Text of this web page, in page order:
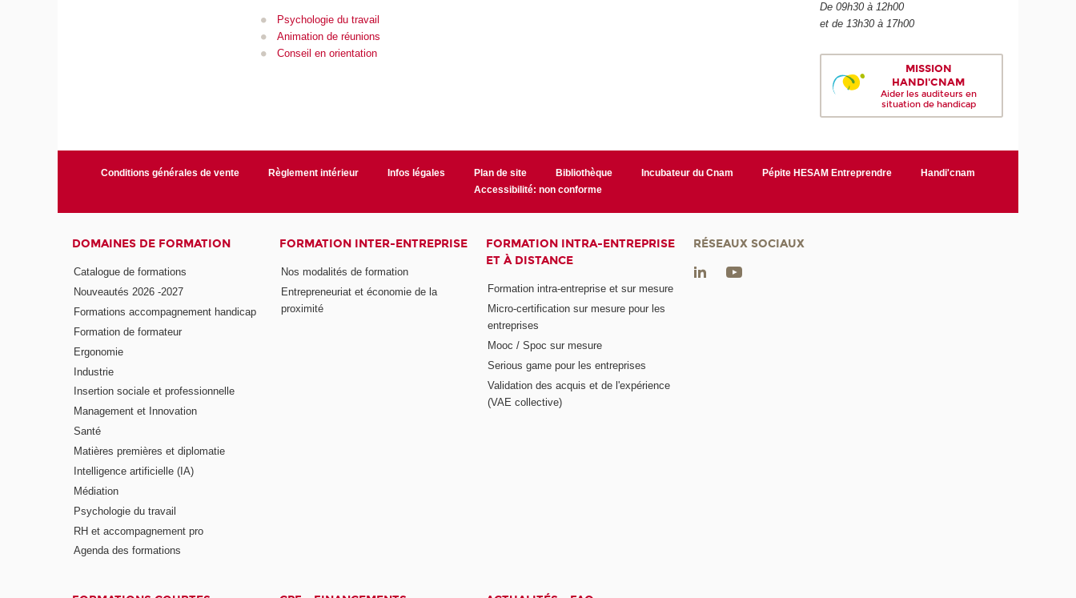
Psychologie du travail
Animation de réunions
Conseil en orientation
De 09h30 à 12h00
et de 13h30 à 17h00
MISSION
HANDI'CNAM
Aider les auditeurs en
situation de handicap
Conditions générales de vente Règlement intérieur Infos légales Plan de site Bibliothèque Incubateur du Cnam Pépite HESAM Entreprendre
Handi'cnam
Accessibilité: non conforme
DOMAINES DE FORMATION
Catalogue de formations
Nouveautés 2026 -2027
Formations accompagnement handicap
Formation de formateur
Ergonomie
Industrie
Insertion sociale et professionnelle
Management et Innovation
Santé
Matières premières et diplomatie
Intelligence artificielle (IA)
Médiation
Psychologie du travail
RH et accompagnement pro
Agenda des formations
FORMATION INTER-ENTREPRISE
Nos modalités de formation
Entrepreneuriat et économie de la
proximité
FORMATION INTRA-ENTREPRISE
ET À DISTANCE
Formation intra-entreprise et sur mesure
Micro-certification sur mesure pour les
entreprises
Mooc / Spoc sur mesure
Serious game pour les entreprises
Validation des acquis et de l'expérience
(VAE collective)
RÉSEAUX SOCIAUX